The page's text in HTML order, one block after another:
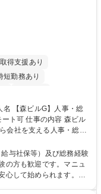
得支援あり
短勤務あり
5分以内 土日祝休み
森ビル
会社を支える人事・総務
く担当し、ゆくゆくは制
境です。 ■勤怠管
務管理全般 ■入退社手続
務 ■社内イベントの企画
与社保等）及び総務経験
の方も歓迎です。マニュ
心して始められます。